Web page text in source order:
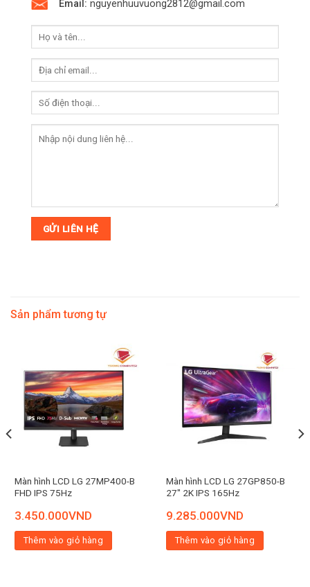
Email: nguyenhuuvuong2812@gmail.com
Sản phẩm tương tự
Màn hình LCD LG 27MP400-B
FHD IPS 75Hz
3.450.000VND
Thêm vào giỏ hàng
Màn hình LCD LG 27GP850-B
27″ 2K IPS 165Hz
9.285.000VND
Thêm vào giỏ hàng